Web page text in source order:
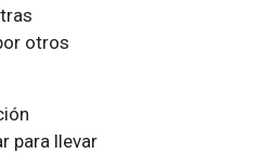
otros
para llevar